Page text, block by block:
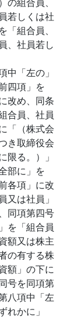
若しくは社
組合員、
、社員若し
中「左の」
四項」を
改め、同条
合員、社員
「（株式会
き取締役会
限る。）」
部に」を
各項」に改
又は社員」
同項第四号
を「組合員
額又は株主
の有する株
額」の下に
号を同項第
八項中「左
れかに」